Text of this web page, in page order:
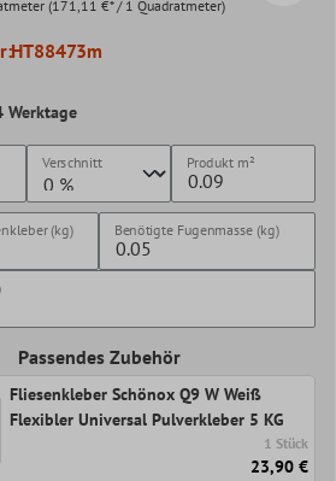
(171,11 €* / 1 Quadratmeter)
HT88473m
Werktage
Verschnitt Produkt m²
(kg) Benötigte Fugenmasse (kg)
Passendes Zubehör
Fliesenkleber Schönox Q9 W Weiß
Flexibler Universal Pulverkleber 5 KG
1 Stück
23,90 €